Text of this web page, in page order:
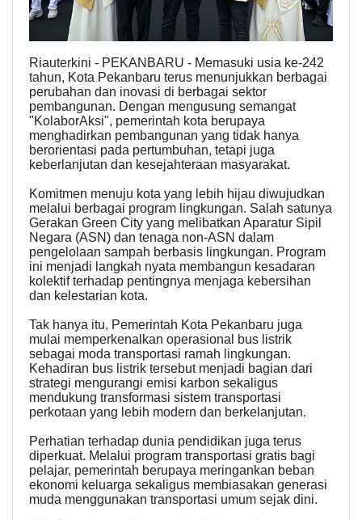
Riauterkini - PEKANBARU - Memasuki usia ke-242
tahun, Kota Pekanbaru terus menunjukkan berbagai
perubahan dan inovasi di berbagai sektor
pembangunan. Dengan mengusung semangat
"KolaborAksi", pemerintah kota berupaya
menghadirkan pembangunan yang tidak hanya
berorientasi pada pertumbuhan, tetapi juga
keberlanjutan dan kesejahteraan masyarakat.
Komitmen menuju kota yang lebih hijau diwujudkan
melalui berbagai program lingkungan. Salah satunya
Gerakan Green City yang melibatkan Aparatur Sipil
Negara (ASN) dan tenaga non-ASN dalam
pengelolaan sampah berbasis lingkungan. Program
ini menjadi langkah nyata membangun kesadaran
kolektif terhadap pentingnya menjaga kebersihan
dan kelestarian kota.
Tak hanya itu, Pemerintah Kota Pekanbaru juga
mulai memperkenalkan operasional bus listrik
sebagai moda transportasi ramah lingkungan.
Kehadiran bus listrik tersebut menjadi bagian dari
strategi mengurangi emisi karbon sekaligus
mendukung transformasi sistem transportasi
perkotaan yang lebih modern dan berkelanjutan.
Perhatian terhadap dunia pendidikan juga terus
diperkuat. Melalui program transportasi gratis bagi
pelajar, pemerintah berupaya meringankan beban
ekonomi keluarga sekaligus membiasakan generasi
muda menggunakan transportasi umum sejak dini.